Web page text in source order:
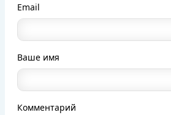
Email
Ваше имя
Комментарий